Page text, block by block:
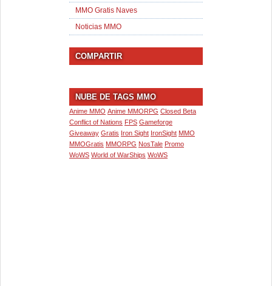
MMO Gratis Naves
Noticias MMO
COMPARTIR
NUBE DE TAGS MMO
Anime MMO Anime MMORPG Closed Beta
Conflict of Nations FPS Gameforge
Giveaway Gratis Iron Sight IronSight MMO
MMOGratis MMORPG NosTale Promo
WoWS World of WarShips WoWS